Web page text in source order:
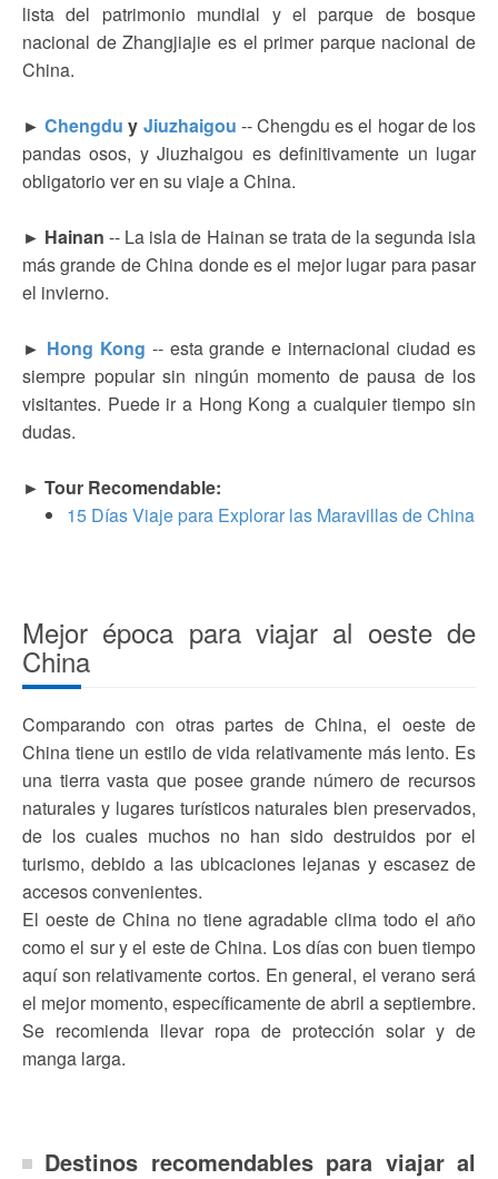
lista del patrimonio mundial y el parque de bosque
nacional de Zhangjiajie es el primer parque nacional de
China.
►Chengduy Jiuzhaigou -- Chengdu es el hogar de los
pandas osos, y Jiuzhaigou es definitivamente un lugar
obligatorio ver en su viaje a China.
► Hainan -- La isla de Hainan se trata de la segunda isla
más grande de China donde es el mejor lugar para pasar
el invierno.
► Hong Kong -- esta grande e internacional ciudad es
siempre popular sin ningún momento de pausa de los
visitantes. Puede ir a Hong Kong a cualquier tiempo sin
dudas.
► Tour Recomendable:
15 Días Viaje para Explorar las Maravillas de China
Mejor época para viajar al oeste de
China
Comparando con otras partes de China, el oeste de
China tiene un estilo de vida relativamente más lento. Es
una tierra vasta que posee grande número de recursos
naturales y lugares turísticos naturales bien preservados,
de los cuales muchos no han sido destruidos por el
turismo, debido a las ubicaciones lejanas y escasez de
accesos convenientes.
El oeste de China no tiene agradable clima todo el año
como el sur y el este de China. Los días con buen tiempo
aquí son relativamente cortos. En general, el verano será
el mejor momento, específicamente de abril a septiembre.
Se recomienda llevar ropa de protección solar y de
manga larga.
Destinos recomendables para viajar al